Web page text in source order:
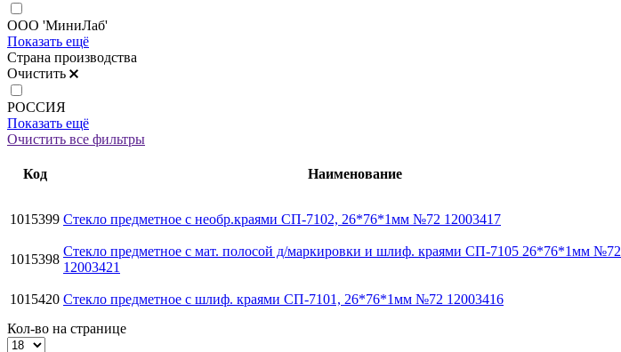
ООО 'МиниЛаб'
Показать ещё
Страна производства
Очистить
РОССИЯ
Показать ещё
Очистить все фильтры
Код Наименование
1015399 Стекло предметное с необр.краями СП-7102, 26*76*1мм №72 12003417
1015398
Стекло предметное с мат. полосой д/маркировки и шлиф. краями СП-7105 26*76*1мм №72
12003421
1015420 Стекло предметное с шлиф. краями СП-7101, 26*76*1мм №72 12003416
Кол-во на странице